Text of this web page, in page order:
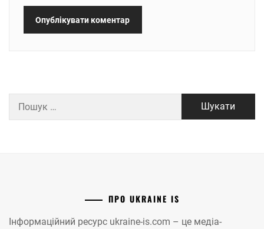
ПРО UKRAINE IS
Інформаційний ресурс ukraine-is.com – це медіа-